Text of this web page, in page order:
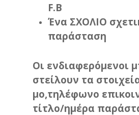
F.B
Ένα ΣΧΟΛΙΟ
παράσταση
Οι ενδιαφερόμενοι
στείλουν τα
μο,τηλέφωνο
τίτλο/ημέρα